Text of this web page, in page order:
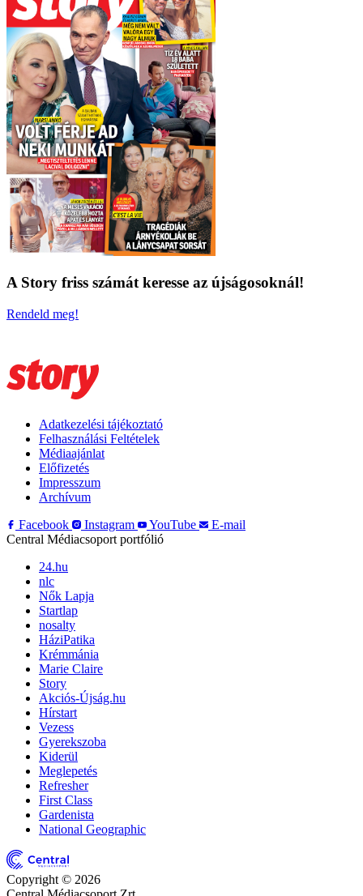
A Story friss számát keresse az újságosoknál!
Rendeld meg!
Adatkezelési tájékoztató
Felhasználási Feltételek
Médiaajánlat
Előfizetés
Impresszum
Archívum
Facebook
Instagram YouTube
E-mail
Central Médiacsoport portfólió
24.hu
nlc
Nők Lapja
Startlap
nosalty
HáziPatika
Krémmánia
Marie Claire
Story
Akciós-Újság.hu
Hírstart
Vezess
Gyerekszoba
Kiderül
Meglepetés
Refresher
First Class
Gardenista
National Geographic
Copyright © 2026